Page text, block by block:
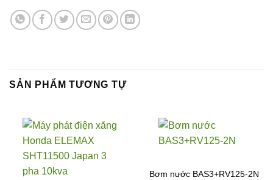
SẢN PHẨM TƯƠNG TỰ
Bơm nước BAS3+RV125-2N